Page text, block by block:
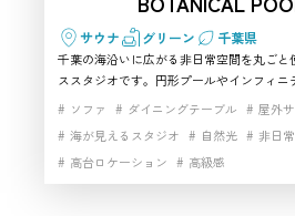
サウナ グリーン 千葉県
千葉の海沿いに広がる非日常空間を丸ごと
ススタジオです。円形プールやインフィニ
ウンジなど多彩なシーンが敷地内に点在し
から車で約60〜70分とアクセスも良く、日
力。スチール・ムービーともに対応でき、
すすめできる千葉エリア屈指のハウスス
ソファ ダイニングテーブル
屋外
海が見えるスタジオ
自然光
非日
高台ロケーション
高級感